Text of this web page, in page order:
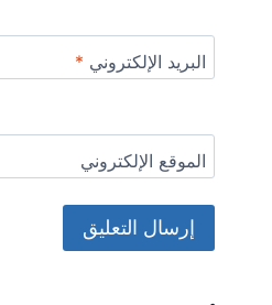
البريد الإلكتروني *
الموقع الإلكتروني